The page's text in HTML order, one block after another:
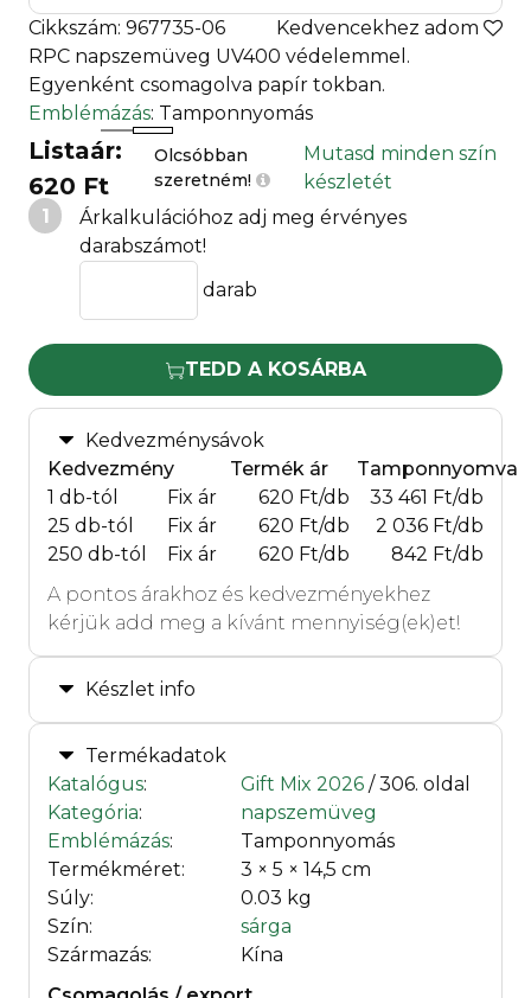
Cikkszám: 967735-06
Kedvencekhez adom
RPC napszemüveg UV400 védelemmel.
Egyenként csomagolva papír tokban.
Emblémázás: Tamponnyomás
Listaár:
620 Ft
Olcsóbban
szeretném!
Mutasd minden szín
készletét
1
Árkalkulációhoz adj meg érvényes
darabszámot!
darab
TEDD A KOSÁRBA
Kedvezménysávok
Kedvezmény
Termék ár
Tamponnyomva
1 db-tól
Fix ár 620 Ft/db
33 461 Ft/db
25 db-tól
Fix ár 620 Ft/db
2 036 Ft/db
250 db-tól
Fix ár 620 Ft/db
842 Ft/db
A pontos árakhoz és kedvezményekhez
kérjük add meg a kívánt mennyiség(ek)et!
Készlet info
Termékadatok
Katalógus: Gift Mix 2026 / 306. oldal
Kategória:
napszemüveg
Emblémázás:
Tamponnyomás
Termékméret:
3 × 5 × 14,5 cm
Súly:
0.03 kg
Szín:
sárga
Származás:
Kína